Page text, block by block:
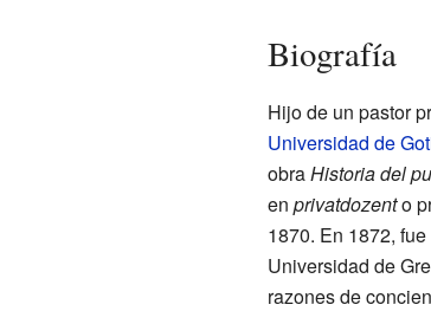
Biografía
Hijo de un pastor
Universidad de
obraHistoria del
en privatdozento
1870. En 1872,
Universidad de
razones de